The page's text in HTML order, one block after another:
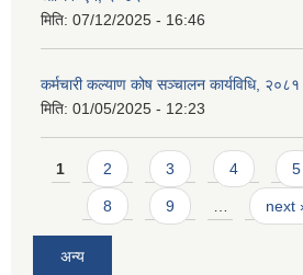
मिति: 07/12/2025 - 16:46
कर्मचारी कल्याण कोष सञ्चालन कार्यविधि, २०८१
मिति: 01/05/2025 - 12:23
Pages
1 2 3 4 5
8 9 next ›
अन्य